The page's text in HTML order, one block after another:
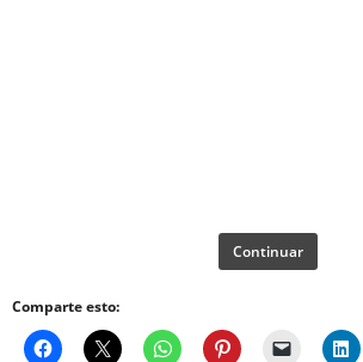
Continuar
Comparte esto: